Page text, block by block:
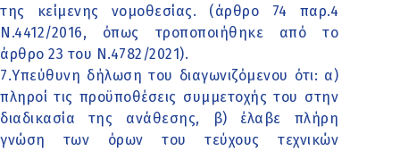
της κείμενης νομοθεσίας. (άρθρο 74 παρ.4
Ν.4412/2016, όπως τροποποιήθηκε από το
άρθρο 23 του Ν.4782/2021).
7.Υπεύθυνη δήλωση του διαγωνιζόμενου ότι: α)
πληροί τις προϋποθέσεις συμμετοχής του στην
διαδικασία της ανάθεσης, β) έλαβε πλήρη
γνώση των όρων του τεύχους τεχνικών